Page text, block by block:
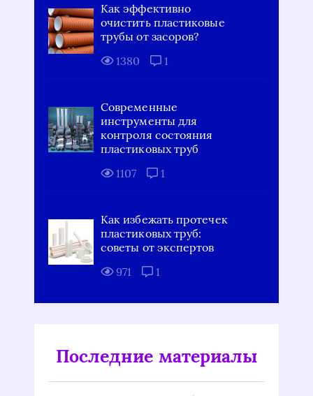
Как эффективно
очистить пластиковые
трубы от засоров?
1380
1
Современные
инструменты для
контроля состояния
пластиковых труб
1107
1
Как избежать протечек
пластиковых труб:
советы от экспертов
971
1
Последние материалы